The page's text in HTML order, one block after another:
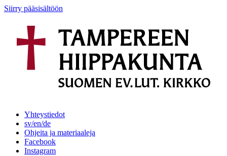
Siirry pääsisältöön
Yhteystiedot
sv/en/de
Ohjeita ja materiaaleja
Facebook
Instagram